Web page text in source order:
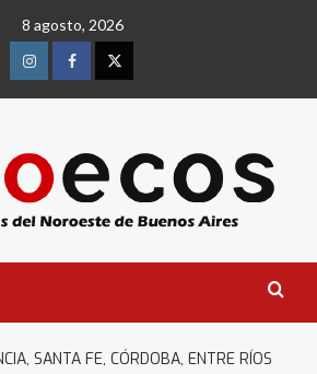
8 agosto, 2026
InstagramFacebookTwitter
SANTA FE, CÓRDOBA, ENTRE RÍOS